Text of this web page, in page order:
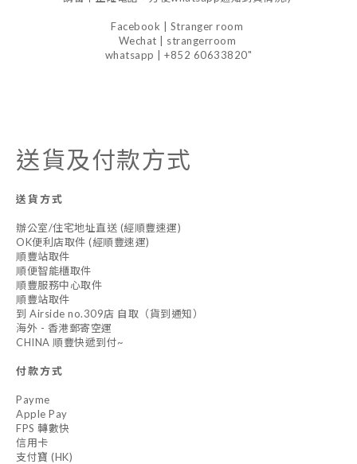
Facebook | Stranger room
Wechat | strangerroom
whatsapp | +852 60633820"
送貨及付款方式
送貨方式
辦公室/住宅地址直送 (經順豐速運)
OK便利店取件 (經順豐速運)
順豐站取件
順便智能櫃取件
順豐服務中心取件
順豐站取件
到 Airside no.309店 自取（貨到通知）
海外 - 香港郵寄空運
CHINA 順豐快遞到付~
付款方式
Payme
Apple Pay
FPS 轉數快
信用卡
支付寶 (HK)